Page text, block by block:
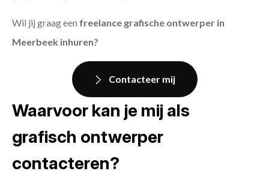
Wil jij graag een freelance grafische ontwerper in
Meerbeek inhuren?
Contacteer mij
Waarvoor kan je mij als
grafisch ontwerper
contacteren?